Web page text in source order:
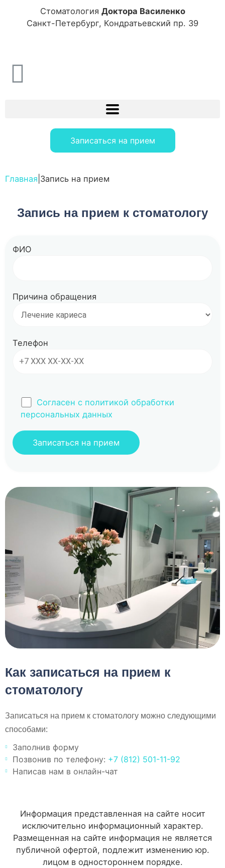
Стоматология Доктора Василенко
Санкт-Петербург, Кондратьевский пр. 39
Записаться на прием
Главная Запись на прием
Запись на прием к стоматологу
ФИО
Причина обращения
Телефон
Согласен с политикой обработки
персональных данных
Как записаться на прием к
стоматологу
Записаться на прием к стоматологу можно следующими
способами:
Заполнив форму
Позвонив по телефону: +7 (812) 501-11-92
Написав нам в онлайн-чат
Информация представленная на сайте носит
исключительно информационный характер.
Размещенная на сайте информация не является
публичной офертой, подлежит изменению юр.
лицом в одностороннем порядке.